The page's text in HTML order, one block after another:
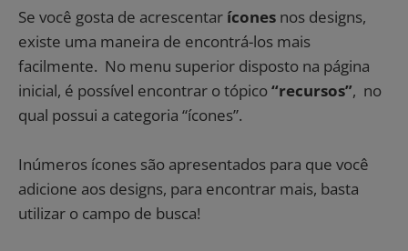
Se você gosta de acrescentar ícones nos designs,
existe uma maneira de encontrá-los mais
facilmente. No menu superior disposto na página
inicial, é possível encontrar o tópico“recursos”, no
qual possui a categoria “ícones”.
Inúmeros ícones são apresentados para que você
adicione aos designs, para encontrar mais, basta
utilizar o campo de busca!